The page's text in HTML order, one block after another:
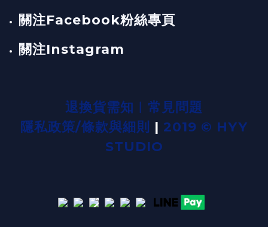
關注Facebook粉絲專頁
關注Instagram
退換貨需知
常見問題
隱私政策/條款與細則 | 2019 © HYY
STUDIO